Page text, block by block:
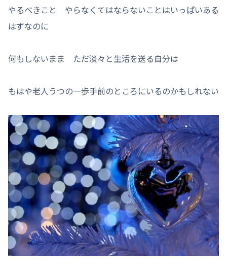
やるべきこと やらなくてはならないことはいっぱいある
はずなのに
何もしないまま ただ淡々と生活を送る自分は
もはや老人うつの一歩手前のところにいるのかもしれない